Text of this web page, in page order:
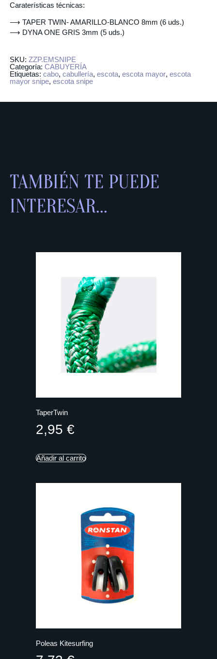
Caraterísticas técnicas:
⟶ TAPER TWIN- AMARILLO-BLANCO 8mm (6 uds.)
⟶ DYNA ONE GRIS 3mm (5 uds.)
SKU: ZZP.EMSNIPE
Categoría: CABUYERÍA
Etiquetas: cabo, cabullería, escota, escota mayor, escota
mayor snipe, escota snipe
TAMBIÉN TE PUEDE
INTERESAR...
TaperTwin
2,95 €
Añadir al carrito
Poleas Kitesurfing